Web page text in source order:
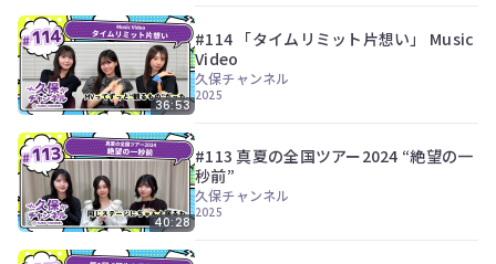
36:53
#114 「タイムリミット片想い」 Music
Video
久保チャンネル
2025
40:28
#113 真夏の全国ツアー2024 “絶望の一
秒前”
久保チャンネル
2025